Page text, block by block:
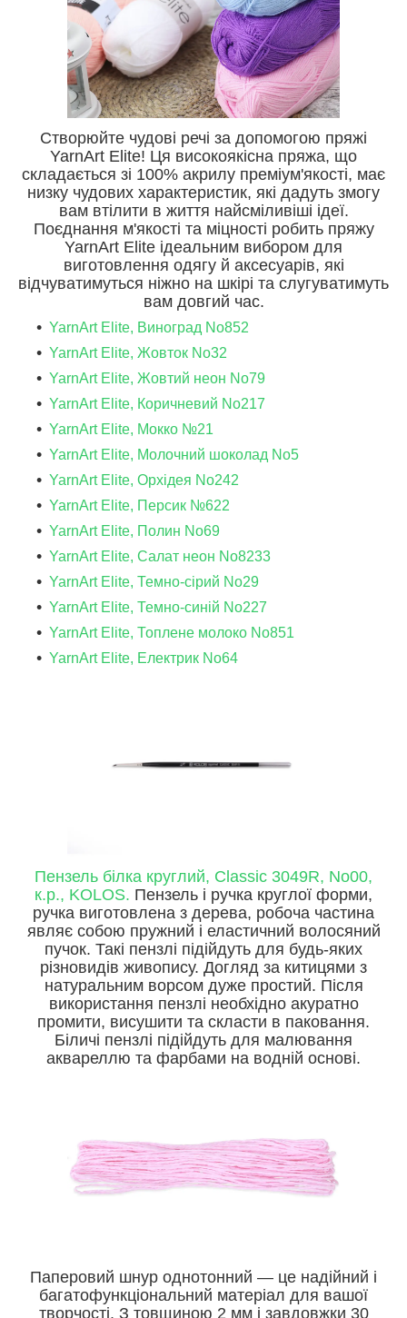
Створюйте чудові речі за допомогою пряжі
YarnArt Elite! Ця високоякісна пряжа, що
складається зі 100% акрилу преміум'якості, має
низку чудових характеристик, які дадуть змогу
вам втілити в життя найсміливіші ідеї.
Поєднання м'якості та міцності робить пряжу
YarnArt Elite ідеальним вибором для
виготовлення одягу й аксесуарів, які
відчуватимуться ніжно на шкірі та слугуватимуть
вам довгий час.
YarnArt Elite, Виноград No852
YarnArt Elite, Жовток No32
YarnArt Elite, Жовтий неон No79
YarnArt Elite, Коричневий No217
YarnArt Elite, Мокко №21
YarnArt Elite, Молочний шоколад No5
YarnArt Elite, Орхідея No242
YarnArt Elite, Персик №622
YarnArt Elite, Полин No69
YarnArt Elite, Салат неон No8233
YarnArt Elite, Темно-сірий No29
YarnArt Elite, Темно-синій No227
YarnArt Elite, Топлене молоко No851
YarnArt Elite, Електрик No64
Пензель білка круглий, Classic 3049R, No00,
к.р., KOLOS. Пензель і ручка круглої форми,
ручка виготовлена з дерева, робоча частина
являє собою пружний і еластичний волосяний
пучок. Такі пензлі підійдуть для будь-яких
різновидів живопису. Догляд за китицями з
натуральним ворсом дуже простий. Після
використання пензлі необхідно акуратно
промити, висушити та скласти в паковання.
Біличі пензлі підійдуть для малювання
аквареллю та фарбами на водній основі.
Паперовий шнур однотонний — це надійний і
багатофункціональний матеріал для вашої
творчості. З товщиною 2 мм і завдовжки 30